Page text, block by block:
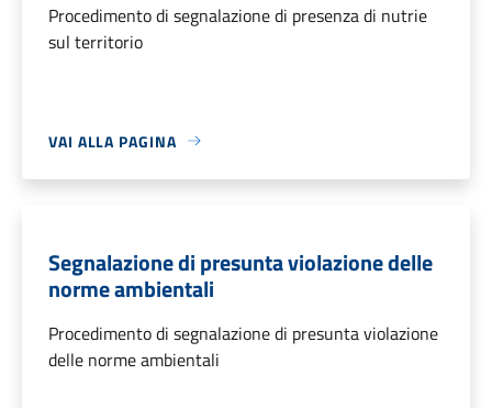
Procedimento di segnalazione di presenza di nutrie
sul territorio
VAI ALLA PAGINA
Segnalazione di presunta violazione delle
norme ambientali
Procedimento di segnalazione di presunta violazione
delle norme ambientali